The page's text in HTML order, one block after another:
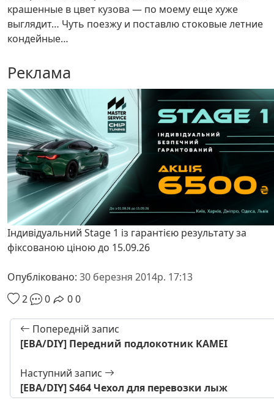
крашенные в цвет кузова — по моему еще хуже
выглядит… Чуть поезжу и поставлю стоковые летние
кондейные…
Реклама
Індивідуальний Stage 1 із гарантією результату за
фіксованою ціною до 15.09.26
Опубліковано: 30 березня 2014р. 17:13
2
0 00
Попередній запис
[EBA/DIY] Передний подлокотник KAMEI
Наступний запис
[EBA/DIY] S464 Чехол для перевозки лыж